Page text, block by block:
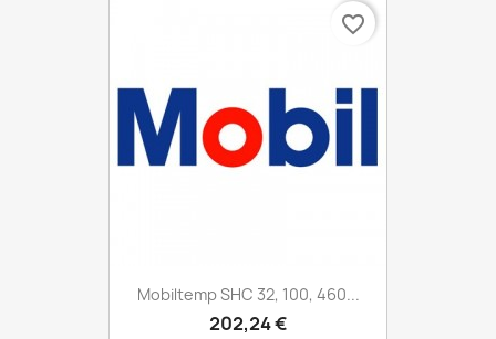
Mobiltemp SHC 32, 100, 460...
202,24 €
favorite_border